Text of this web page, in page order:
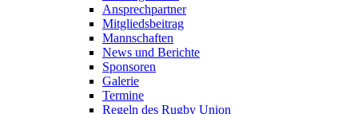
Ansprechpartner
Mitgliedsbeitrag
Mannschaften
News und Berichte
Sponsoren
Galerie
Termine
Regeln des Rugby Union